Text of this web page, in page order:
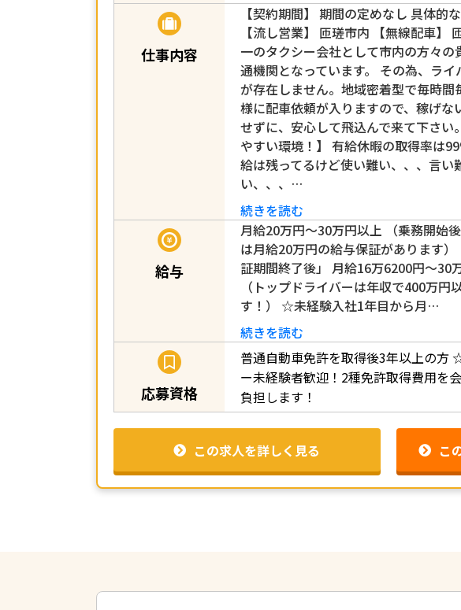
仕事内容
【契約期間】 期間の定めなし 具体的
【流し営業】 匝瑳市内 【無線配車】
一のタクシー会社として市内の方々の
通機関となっています。 その為、ライ
が存在しません。地域密着型で毎時間
様に配車依頼が入りますので、稼げな
せずに、安心して飛込んで来て下さい
やすい環境！】 有給休暇の取得率は
給は残ってるけど使い難い、、、言い
い、、、…
続きを読む
給与
月給20万円～30万円以上 （乗務開始
は月給20万円の給与保証があります）
証期間終了後」 月給16万6200円～30
（トップドライバーは年収で400万円
す！） ☆未経験入社1年目から月…
続きを読む
応募資格
普通自動車免許を取得後3年以上の方
ー未経験者歓迎！2種免許取得費用を
負担します！
この求人を詳しく見る こ